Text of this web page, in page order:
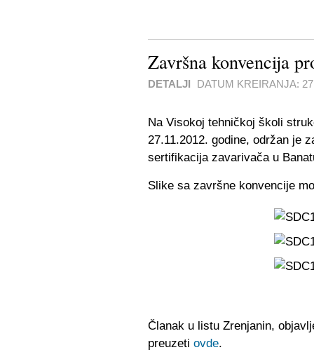
Završna konvencija
DETALJI DATUM KREIRANJA:
Na Visokoj tehničkoj školi
27.11.2012. godine, održan je
sertifikacija zavarivača u
Slike sa završne konvencije
Članak u listu Zrenjanin,
preuzeti ovde.